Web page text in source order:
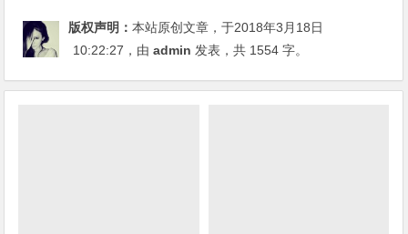
版权声明：本站原创文章，于2018年3月18日
10:22:27 ，由admin 发表，共 1554 字。